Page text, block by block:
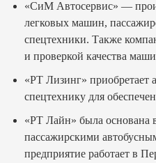
«СиМ Автосервис» —
легковых машин,
спецтехники. Также
и проверкой качества
«РТ Лизинг» приобретает
спецтехнику для
«РТ Лайн» была основана
пассажирскими
предприятие работает в